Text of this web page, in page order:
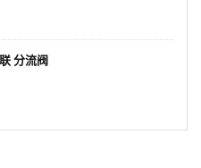
分流阀